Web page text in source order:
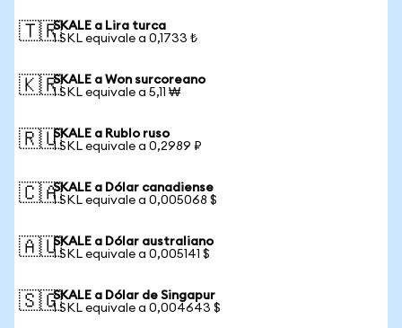
🇹🇷SKALE a Lira turca
1 SKL equivale a 0,1733 ₺
🇰🇷SKALE a Won surcoreano
1 SKL equivale a 5,11 ₩
🇷🇺SKALE a Rublo ruso
1 SKL equivale a 0,2989 ₽
🇨🇦SKALE a Dólar canadiense
1 SKL equivale a 0,005068 $
🇦🇺SKALE a Dólar australiano
1 SKL equivale a 0,005141 $
🇸🇬SKALE a Dólar de Singapur
1 SKL equivale a 0,004643 $